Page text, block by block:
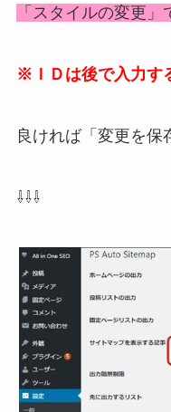
「スタイルの変更」
※ＩＤは後で入力す
良ければ「変更を保
⇩⇩⇩